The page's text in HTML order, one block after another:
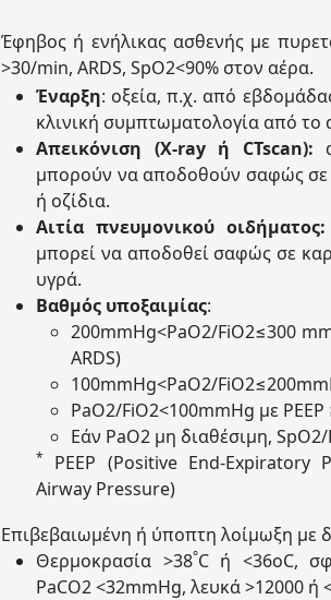
Έφηβος ή ενήλικας ασθενής με
>30/min, ARDS, SpO2<90% στον αέρα.
Έναρξη: οξεία, π.χ. από
κλινική συμπτωματολογία από το
Απεικόνιση (X-ray ή CTscan):
μπορούν να αποδοθούν σαφώς σε
ή οζίδια.
Αιτία πνευμονικού οιδήματος:
μπορεί να αποδοθεί σαφώς σε
υγρά.
Βαθμός υποξαιμίας:
200mmHg<PaO2/FiO2≤300
ARDS)
100mmHg<PaO2/
PaO2/FiO2<100mmHg με
Εάν PaO2 μη διαθέσιμη,
* PEEP (Positive End-Expiratory
Airway Pressure)
Επιβεβαιωμένη ή ύποπτη λοίμωξη με
Θερμοκρασία >38°C ή <36oC,
PaCO2 <32mmHg, λευκά >12000 ή